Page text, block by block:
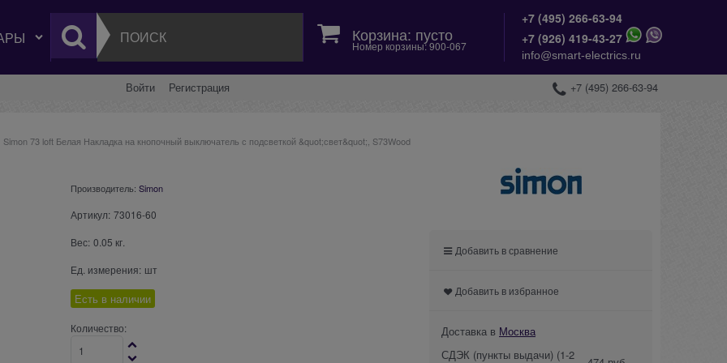
Корзина: пусто
Номер корзины: 900-067
+7 (495) 266-63-94
+7 (926) 419-43-27
info@smart-electrics.ru
Войти Регистрация +7 (495) 266-63-94
Simon 73 loft Белая Накладка на кнопочный выключатель с подсветкой &quot;свет&quot;, S73Wood
Производитель: Simon
Артикул: 73016-60
Вес: 0.05 кг.
Ед. измерения: шт
Есть в наличии
Количество:
Добавить в сравнение
Добавить в избранное
Доставка в Москва
СДЭК (пункты выдачи) (1-2